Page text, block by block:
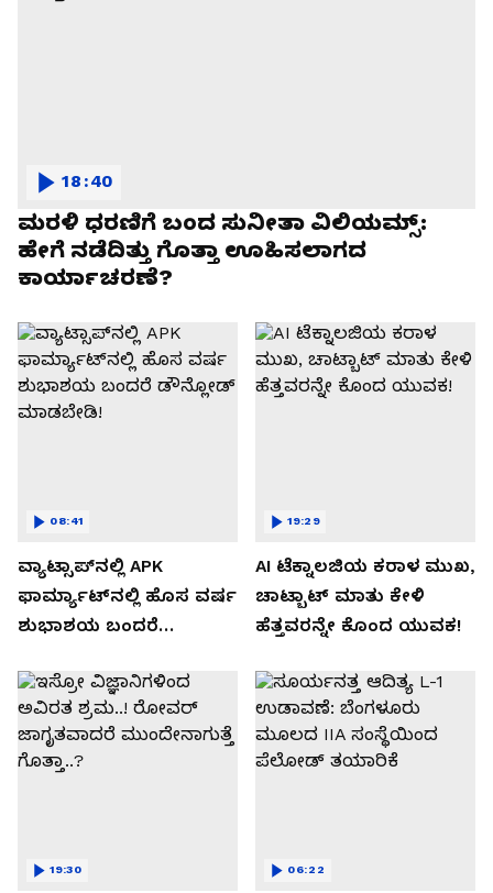
ಮರಳಿ ಧರಣಿಗೆ ಬಂದ ಸುನೀತಾ ವಿಲಿಯಮ್ಸ್:
ಹೇಗೆ ನಡೆದಿತ್ತು ಗೊತ್ತಾ ಊಹಿಸಲಾಗದ
ಕಾರ್ಯಾಚರಣೆ?
18:40
ವ್ಯಾಟ್ಸಾಪ್‌ನಲ್ಲಿ APK
ಫಾರ್ಮ್ಯಾಟ್‌ನಲ್ಲಿ ಹೊಸ ವರ್ಷ
ಶುಭಾಶಯ ಬಂದರೆ
08:41
AI ಟೆಕ್ನಾಲಜಿಯ ಕರಾಳ ಮುಖ,
ಚಾಟ್ಬಾಟ್ ಮಾತು ಕೇಳಿ
ಹೆತ್ತವರನ್ನೇ ಕೊಂದ ಯುವಕ!
19:29
19:30 06:22